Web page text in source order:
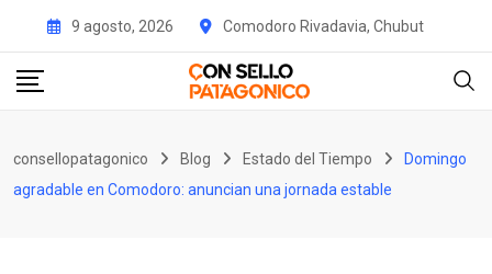
content
9 agosto, 2026 Comodoro Rivadavia, Chubut
consellopatagonico Blog Estado del Tiempo
Domingo
agradable en Comodoro: anuncian una jornada estable